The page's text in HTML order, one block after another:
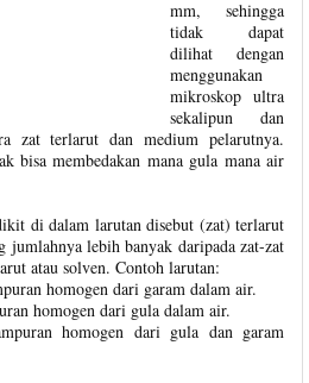
mm, sehingga
tidak dapat
dilihat dengan
menggunakan
mikroskop ultra
sekalipun dan
zat terlarut dan medium pelarutnya.
bisa membedakan mana gula mana air
di dalam larutan disebut (zat) terlarut
jumlahnya lebih banyak daripada zat-zat
atau solven. Contoh larutan:
homogen dari garam dalam air.
homogen dari gula dalam air.
homogen dari gula dan garam